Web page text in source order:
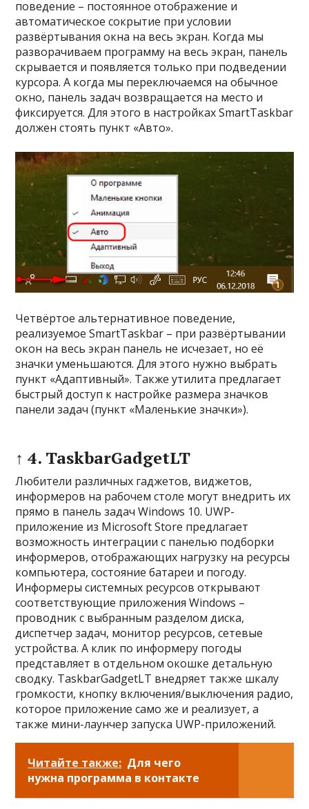
поведение – постоянное отображение и
автоматическое сокрытие при условии
развёртывания окна на весь экран. Когда мы
разворачиваем программу на весь экран, панель
скрывается и появляется только при подведении
курсора. А когда мы переключаемся на обычное
окно, панель задач возвращается на место и
фиксируется. Для этого в настройках SmartTaskbar
должен стоять пункт «Авто».
Четвёртое альтернативное поведение,
реализуемое SmartTaskbar – при развёртывании
окон на весь экран панель не исчезает, но её
значки уменьшаются. Для этого нужно выбрать
пункт «Адаптивный». Также утилита предлагает
быстрый доступ к настройке размера значков
панели задач (пункт «Маленькие значки»).
↑ 4. TaskbarGadgetLT
Любители различных гаджетов, виджетов,
информеров на рабочем столе могут внедрить их
прямо в панель задач Windows 10. UWP-
приложение из Microsoft Store предлагает
возможность интеграции с панелью подборки
информеров, отображающих нагрузку на ресурсы
компьютера, состояние батареи и погоду.
Информеры системных ресурсов открывают
соответствующие приложения Windows –
проводник с выбранным разделом диска,
диспетчер задач, монитор ресурсов, сетевые
устройства. А клик по информеру погоды
представляет в отдельном окошке детальную
сводку. TaskbarGadgetLT внедряет также шкалу
громкости, кнопку включения/выключения радио,
которое приложение само же и реализует, а
также мини-лаунчер запуска UWP-приложений.
Читайте также: Для чего
нужна программа в контакте